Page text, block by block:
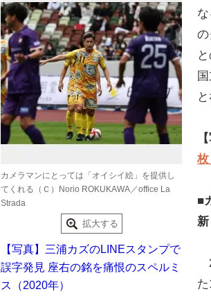
カメラマンにとっては「オイシイ絵」を提供し
てくれる（Ｃ）Norio ROKUKAWA／office La
Strada
拡大する
【写真】三浦カズのLINEスタンプで
誤字発見 座右の銘を痛恨のスペルミ
ス（2020年）
枚
■
新